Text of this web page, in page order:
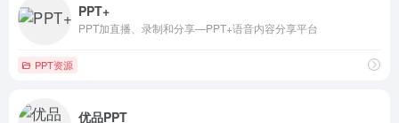
PPT+
PPT加直播、录制和分享—PPT+语音内容分享平台
PPT资源
优品PPT